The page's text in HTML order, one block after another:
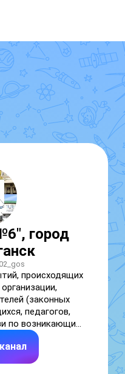
город
происходящих
(законных
педагогов,
по возникающим